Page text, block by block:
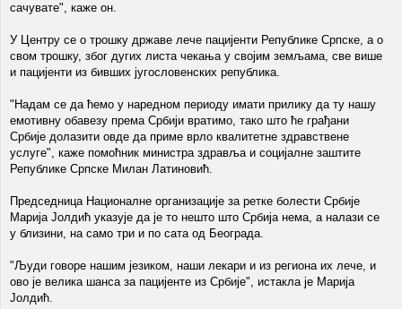
сачувате", каже он.
У Центру се о трошку државе лече пацијенти Републике Српске, а о
свом трошку, због дугих листа чекања у својим земљама, све више
и пацијенти из бивших југословенских република.
"Надам се да ћемо у наредном периоду имати прилику да ту нашу
емотивну обавезу према Србији вратимо, тако што ће грађани
Србије долазити овде да приме врло квалитетне здравствене
услуге", каже помоћник министра здравља и социјалне заштите
Републике Српске Милан Латиновић.
Председница Националне организације за ретке болести Србије
Марија Јолдић указује да је то нешто што Србија нема, а налази се
у близини, на само три и по сата од Београда.
"Људи говоре нашим језиком, наши лекари и из региона их лече, и
ово је велика шанса за пацијенте из Србије", истакла је Марија
Јолдић.